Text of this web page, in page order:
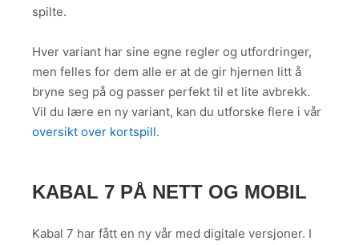
spilte.
Hver variant har sine egne regler og utfordringer,
men felles for dem alle er at de gir hjernen litt å
bryne seg på og passer perfekt til et lite avbrekk.
Vil du lære en ny variant, kan du utforske flere i vår
oversikt over kortspill.
KABAL 7 PÅ NETT OG MOBIL
Kabal 7 har fått en ny vår med digitale versjoner. I